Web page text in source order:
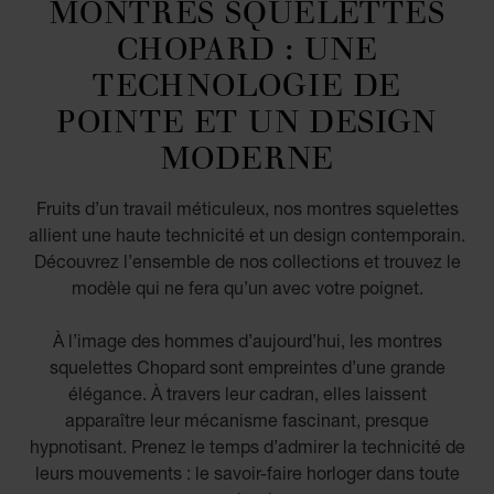
MONTRES SQUELETTES
CHOPARD : UNE
TECHNOLOGIE DE
POINTE ET UN DESIGN
MODERNE
Fruits d’un travail méticuleux, nos montres squelettes
allient une haute technicité et un design contemporain.
Découvrez l’ensemble de nos collections et trouvez le
modèle qui ne fera qu’un avec votre poignet.
À l’image des hommes d’aujourd’hui, les montres
squelettes Chopard sont empreintes d’une grande
élégance. À travers leur cadran, elles laissent
apparaître leur mécanisme fascinant, presque
hypnotisant. Prenez le temps d’admirer la technicité de
leurs mouvements : le savoir-faire horloger dans toute